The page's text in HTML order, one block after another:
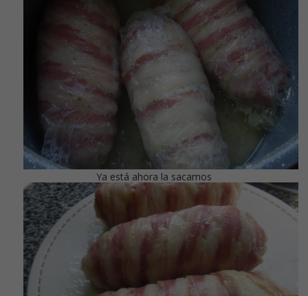
Ya está ahora la sacamos